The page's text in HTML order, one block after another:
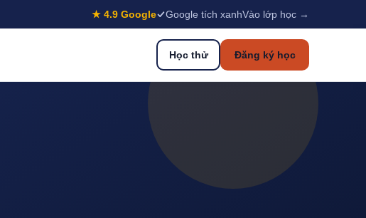
★ 4.9 Google Google tích xanhVào lớp học →
Học thử Đăng ký học